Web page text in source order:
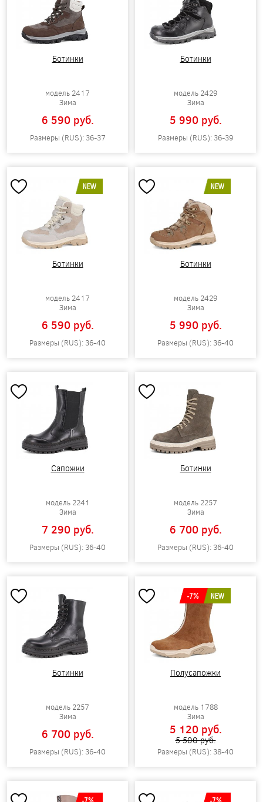
Ботинки
модель 2417
Зима
6 590 pуб.
Размеры (RUS): 36-37
Ботинки
модель 2429
Зима
5 990 pуб.
Размеры (RUS): 36-39
NEW
Ботинки
модель 2417
Зима
6 590 pуб.
Размеры (RUS): 36-40
NEW
Ботинки
модель 2429
Зима
5 990 pуб.
Размеры (RUS): 36-40
Сапожки
модель 2241
Зима
7 290 pуб.
Размеры (RUS): 36-40
Ботинки
модель 2257
Зима
6 700 pуб.
Размеры (RUS): 36-40
Ботинки
модель 2257
Зима
6 700 pуб.
Размеры (RUS): 36-40
-7% NEW
Полусапожки
модель 1788
Зима
5 120 pуб.
5 500 pуб.
Размеры (RUS): 38-40